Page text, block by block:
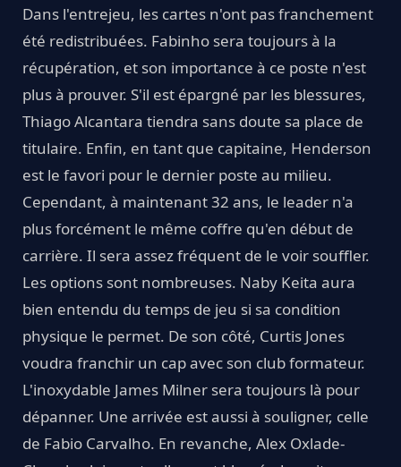
Dans l'entrejeu, les cartes n'ont pas franchement
été redistribuées. Fabinho sera toujours à la
récupération, et son importance à ce poste n'est
plus à prouver. S'il est épargné par les blessures,
Thiago Alcantara tiendra sans doute sa place de
titulaire. Enfin, en tant que capitaine, Henderson
est le favori pour le dernier poste au milieu.
Cependant, à maintenant 32 ans, le leader n'a
plus forcément le même coffre qu'en début de
carrière. Il sera assez fréquent de le voir souffler.
Les options sont nombreuses. Naby Keita aura
bien entendu du temps de jeu si sa condition
physique le permet. De son côté, Curtis Jones
voudra franchir un cap avec son club formateur.
L'inoxydable James Milner sera toujours là pour
dépanner. Une arrivée est aussi à souligner, celle
de Fabio Carvalho. En revanche, Alex Oxlade-